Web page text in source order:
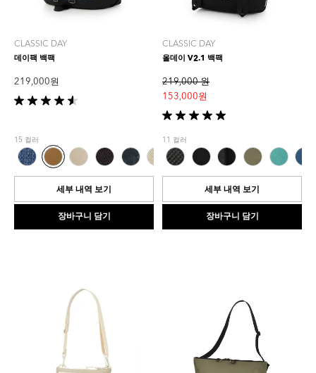
CLASSIC DAY
데이팩 백팩
219,000 원
별
개
중
4.6
개
니
5
15 컬러
세부 내역 보기
장바구니 담기
CLASSIC DAY
올데이 V2.1 백팩
219,000 원
153,000 원
별
5
개
중
5.0
입
다.
11 컬러
세부 내역 보기
장바구니 담기